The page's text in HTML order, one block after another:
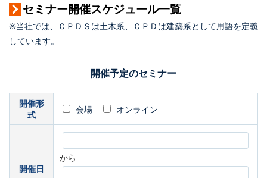
セミナー開催スケジュール一覧
※当社では、ＣＰＤＳは土木系、ＣＰＤは建築系として用語を定義
しています。
開催予定のセミナー
開催形
式
会場 オンライン
開催日
から